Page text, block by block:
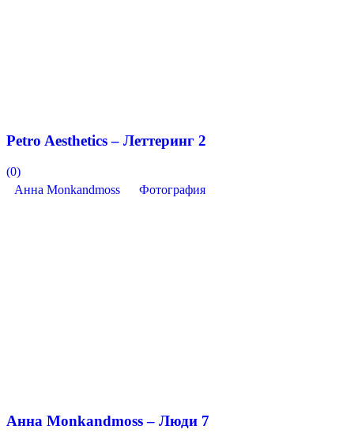
Petro Aesthetics – Леттеринг 2
(0)
Анна Monkandmoss
Фотография
Анна Monkandmoss – Люди 7